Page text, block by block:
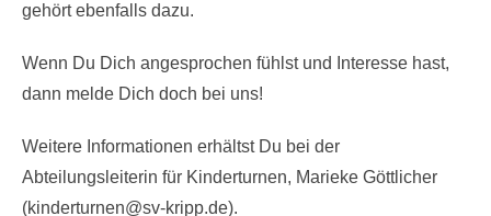
gehört ebenfalls dazu.
Wenn Du Dich angesprochen fühlst und Interesse hast,
dann melde Dich doch bei uns!
Weitere Informationen erhältst Du bei der
Abteilungsleiterin für Kinderturnen, Marieke Göttlicher
(kinderturnen@sv-kripp.de).